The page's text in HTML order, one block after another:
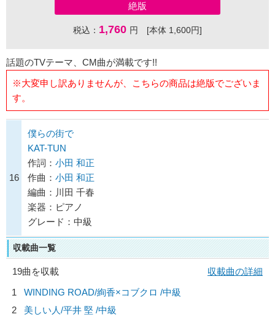
絶版
税込： 1,760 円 [本体 1,600円]
話題のTVテーマ、CM曲が満載です!!
※大変申し訳ありませんが、こちらの商品は絶版でございま
す。
16
僕らの街で
KAT-TUN
作詞： 小田 和正
作曲： 小田 和正
編曲：川田 千春
楽器：ピアノ
グレード：中級
収載曲一覧
19曲を収載
収載曲の詳細
1
WINDING ROAD/絢香×コブクロ /中級
2
美しい人/平井 堅 /中級